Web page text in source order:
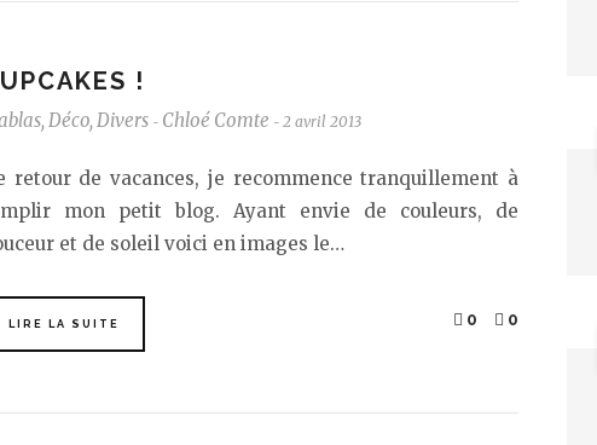
!
, Déco, Divers - Chloé Comte - 2 avril 2013
retour de vacances, je recommence tranquillement à
mon petit blog. Ayant envie de couleurs, de
et de soleil voici en images le…
LIRE LA SUITE 0 0